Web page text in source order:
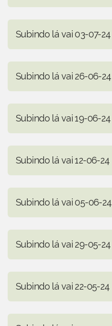
Subindo lá vai 03-07-24
Subindo lá vai 26-06-24
Subindo lá vai 19-06-24
Subindo lá vai 12-06-24
Subindo lá vai 05-06-24
Subindo lá vai 29-05-24
Subindo lá vai 22-05-24